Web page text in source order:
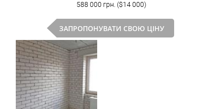
588 000 грн. ($14 000)
ЗАПРОПОНУВАТИ СВОЮ ЦІНУ